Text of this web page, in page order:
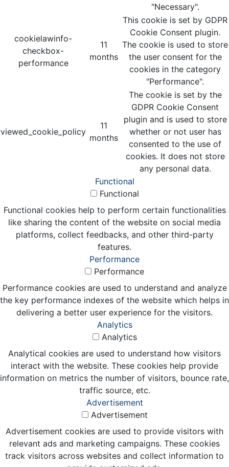
"Necessary".
cookielawinfo-
checkbox-
performance
11
months
This cookie is set by GDPR
Cookie Consent plugin.
The cookie is used to store
the user consent for the
cookies in the category
"Performance".
viewed_cookie_policy
11
months
The cookie is set by the
GDPR Cookie Consent
plugin and is used to store
whether or not user has
consented to the use of
cookies. It does not store
any personal data.
Functional
Functional
Functional cookies help to perform certain functionalities
like sharing the content of the website on social media
platforms, collect feedbacks, and other third-party
features.
Performance
Performance
Performance cookies are used to understand and analyze
the key performance indexes of the website which helps in
delivering a better user experience for the visitors.
Analytics
Analytics
Analytical cookies are used to understand how visitors
interact with the website. These cookies help provide
information on metrics the number of visitors, bounce rate,
traffic source, etc.
Advertisement
Advertisement
Advertisement cookies are used to provide visitors with
relevant ads and marketing campaigns. These cookies
track visitors across websites and collect information to